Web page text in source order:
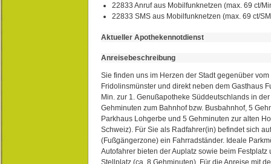
22833 Anruf aus Mobilfunknetzen (max. 69 ct/
22833 SMS aus Mobilfunknetzen (max. 69 ct/
Aktueller Apothekennotdienst
Anreisebeschreibung
Sie finden uns im Herzen der Stadt gegenüber
Fridolinsmünster und direkt neben dem Gasthaus
Min. zur 1. Genußapotheke Süddeutschlands in
Gehminuten zum Bahnhof bzw. Busbahnhof, 5
Parkhaus Lohgerbe und 5 Gehminuten zur alten
Schweiz). Für Sie als Radfahrer(in) befindet sich
(Fußgängerzone) ein Fahrradständer. Ideale
Autofahrer bieten der Auplatz sowie beim Festplatz
Stellplatz (ca. 8 Gehminuten). Für die Anreise mit